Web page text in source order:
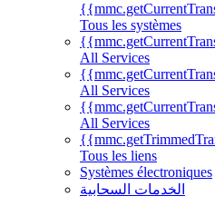
Tous les systèmes
All Services
All Services
All Services
Tous les liens
Systèmes électroniques
الخدمات السحابية